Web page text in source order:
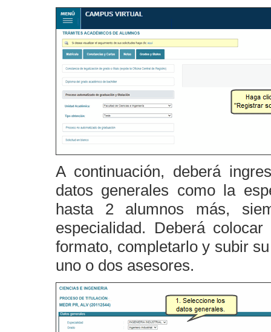
A continuación, deberá
datos generales como la
hasta 2 alumnos más,
especialidad. Deberá
formato, completarlo y subir
uno o dos asesores.